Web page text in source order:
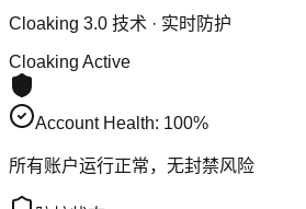
Cloaking 3.0 技术 · 实时防护
Cloaking Active
Account Health: 100%
所有账户运行正常，无封禁风险